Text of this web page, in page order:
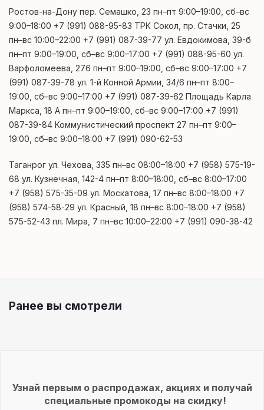
Ростов-на-Дону пер. Семашко, 23 пн–пт 9:00–19:00, сб–вс
9:00–18:00 +7 (991) 088-95-83 ТРК Сокол, пр. Стачки, 25
пн–вс 10:00–22:00 +7 (991) 087-39-77 ул. Евдокимова, 39-б
пн–пт 9:00–19:00, сб–вс 9:00–17:00 +7 (991) 088-95-60 ул.
Варфоломеева, 276 пн–пт 9:00–19:00, сб–вс 9:00–17:00 +7
(991) 087-39-78 ул. 1-й Конной Армии, 34/6 пн–пт 8:00–
19:00, сб–вс 9:00–17:00 +7 (991) 087-39-62 Площадь Карла
Маркса, 18 А пн–пт 9:00–19:00, сб–вс 9:00–17:00 +7 (991)
087-39-84 Коммунистический проспект 27 пн–пт 9:00–
19:00, сб–вс 9:00–18:00 +7 (991) 090-62-53
Таганрог ул. Чехова, 335 пн–вс 08:00–18:00 +7 (958) 575-19-
68 ул. Кузнечная, 142-4 пн–пт 8:00–18:00, сб–вс 8:00–17:00
+7 (958) 575-35-09 ул. Москатова, 17 пн–вс 8:00–18:00 +7
(958) 574-58-29 ул. Красный, 18 пн–вс 8:00–18:00 +7 (958)
575-52-43 пл. Мира, 7 пн–вс 10:00–22:00 +7 (991) 090-38-42
Ранее вы смотрели
Узнай первым о распродажах, акциях и получай
специальные промокоды на скидку!